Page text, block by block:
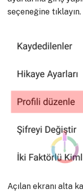
seçeneğine tıklayın.
Açılan ekranı alta